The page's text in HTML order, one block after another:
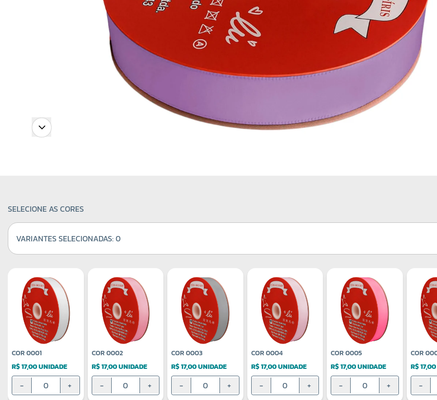
SELECIONE AS CORES
VARIANTES SELECIONADAS:0
COR 0001
R$ 17,00 UNIDADE
- +
COR 0002
R$ 17,00 UNIDADE
- +
COR 0003
R$ 17,00 UNIDADE
- +
COR 0004
R$ 17,00 UNIDADE
- +
COR 0005
R$ 17,00 UNIDADE
- +
COR
R$
-